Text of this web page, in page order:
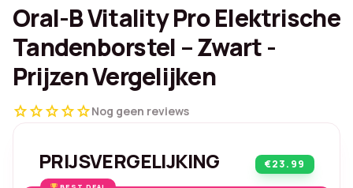
Oral-B Vitality Pro Elektrische
Tandenborstel – Zwart -
Prijzen Vergelijken
starstarstarstarstarNog geen reviews
PRIJSVERGELIJKING €23.99